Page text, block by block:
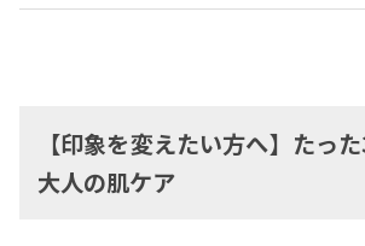
【印象を変えたい方へ】たった
大人の肌ケア